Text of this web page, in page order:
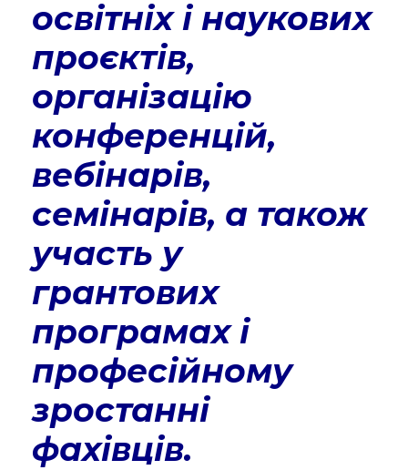
освітніх і наукових
проєктів,
організацію
конференцій,
вебінарів,
семінарів, а також
участь у
грантових
програмах і
професійному
зростанні
фахівців.